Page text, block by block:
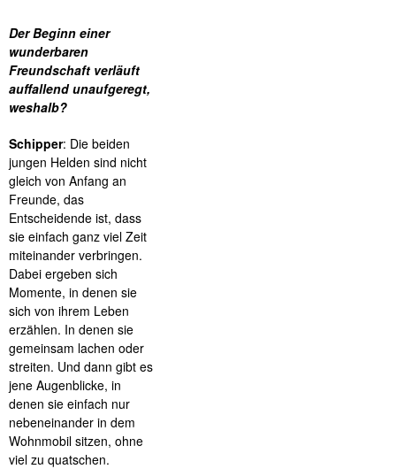
Der Beginn einer
wunderbaren
Freundschaft verläuft
auffallend unaufgeregt,
weshalb?
Schipper: Die beiden
jungen Helden sind nicht
gleich von Anfang an
Freunde, das
Entscheidende ist, dass
sie einfach ganz viel Zeit
miteinander verbringen.
Dabei ergeben sich
Momente, in denen sie
sich von ihrem Leben
erzählen. In denen sie
gemeinsam lachen oder
streiten. Und dann gibt es
jene Augenblicke, in
denen sie einfach nur
nebeneinander in dem
Wohnmobil sitzen, ohne
viel zu quatschen.